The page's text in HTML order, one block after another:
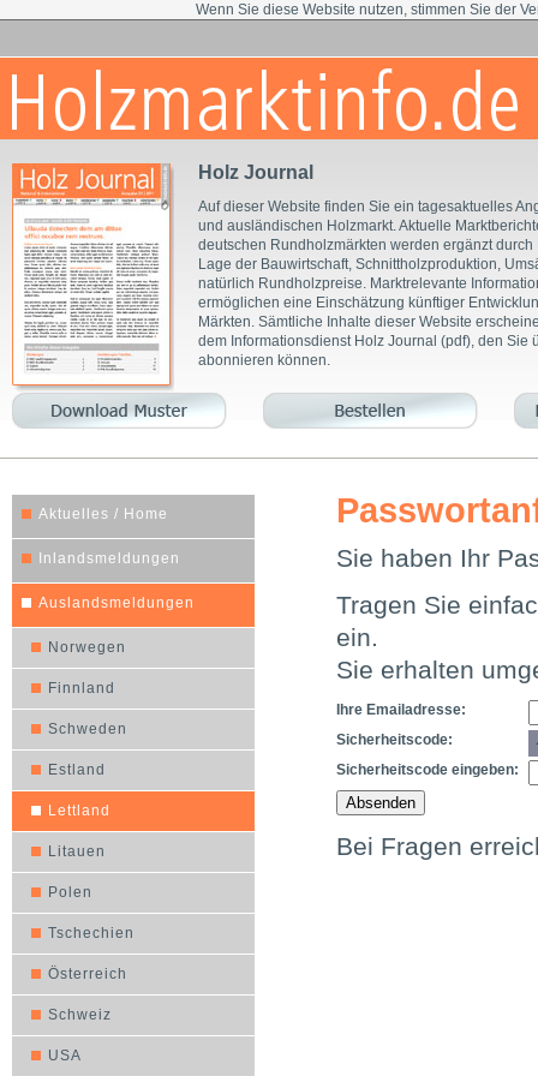
Wenn Sie diese Website nutzen, stimmen Sie der
Holz Journal
Auf dieser Website finden Sie ein tagesaktuelles
und ausländischen Holzmarkt. Aktuelle
deutschen Rundholzmärkten werden ergänzt
Lage der Bauwirtschaft, Schnittholzproduktion,
natürlich Rundholzpreise. Marktrelevante
ermöglichen eine Einschätzung künftiger
Märkten. Sämtliche Inhalte dieser Website
dem Informationsdienst Holz Journal (pdf), den Sie
abonnieren können.
Aktuelles / Home
Inlandsmeldungen
Auslandsmeldungen
Norwegen
Finnland
Schweden
Estland
Lettland
Litauen
Polen
Tschechien
Österreich
Schweiz
USA
Sie haben Ihr
Tragen Sie
ein.
Sie erhalten
Ihre Emailadresse:
Sicherheitscode:
Sicherheitscode eingeben:
Bei Fragen